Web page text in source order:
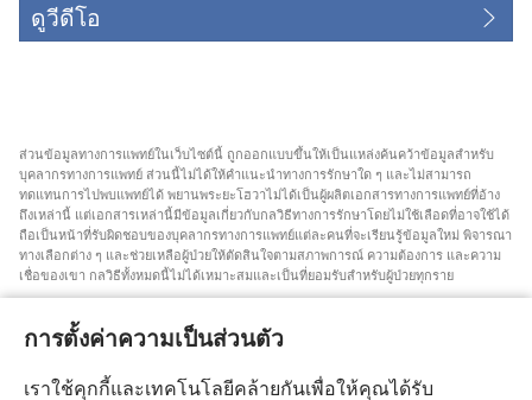
การตั้งค่าความเป็นส่วนตัว
เราใช้คุกกี้และเทคโนโลยีคล้ายกันเพื่อให้คุณได้รับ
ดูวีดีโอ
ส่วน​ข้อมูล​ทาง​การ​แพทย์​ใน​เว็บไซต์​นี้ ถูก​ออก​แบบ​ขึ้น​ให้​เป็น​แหล่ง​ค้นคว้า​ข้อมูล​สำหรับ​
บุคลากร​ทาง​การ​แพทย์ ส่วน​นี้​ไม่​ได้​ให้​คำ​แนะ​นำ​ทาง​การ​รักษา​ใด ๆ และ​ไม่​สามารถ​
ทดแทน​การ​ไป​พบ​แพทย์​ได้ พยาน​พระ​ยะโฮวา​ไม่​ได้​เป็น​ผู้​ผลิต​เอกสาร​ทาง​การ​แพทย์​ที่​อ้าง​
ถึง​เหล่า​นี้ แต่​เอกสาร​เหล่า​นี้​มี​ข้อมูล​เกี่ยว​กับ​กลวิธี​ทาง​การ​รักษา​โดย​ไม่​ใช้​เลือด​ที่​อาจ​ใช้​ได้
ถือ​เป็น​หน้า​ที่​รับผิดชอบ​ของ​บุคลากร​ทาง​การ​แพทย์​แต่​ละ​คน​ที่​จะ​เรียน​รู้​ข้อมูล​ใหม่ พิจารณา​
ทาง​เลือก​ต่าง ๆ และ​ช่วยเหลือ​ผู้​ป่วย​ให้​ตัดสิน​ใจ​ตาม​สภาพการณ์ ความ​ต้องการ และ​ความ​
เชื่อ​ของ​เขา กลวิธี​ทั้ง​หมด​นี้​ไม่​ได้​เหมาะ​สม​และ​เป็น​ที่​ยอม​รับ​สำหรับ​ผู้​ป่วย​ทุก​ราย
สภาพการณ์​และ​วิธี​การ​รักษา​ของ​คุณ คุณ​ต้อง​ไป​พบ​แพทย์​ถ้า​รู้สึก​ว่า​ตัว​เอง​ป่วย